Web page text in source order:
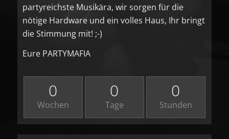
partyreichste Musikära, wir sorgen für die
nötige Hardware und ein volles Haus, Ihr bringt
die Stimmung mit! ;-)
Eure PARTYMAFIA
0
Wochen
0
Tage
0
Stunden